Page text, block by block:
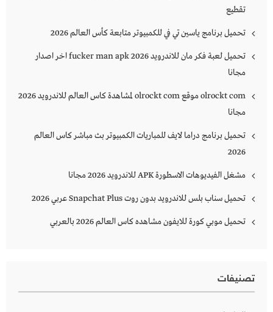
تقطيع
تحميل برنامج ياسين تي في للكمبيوتر متابعة كأس العالم 2026
تحميل لعبة فكر مان للاندرويد 2026 fucker man apk اخر اصدار
مجانا
olrockt com موقع olrockt com لمشاهدة كاس العالم للاندرويد 2026
مجانا
تحميل برنامج دراما لايف للمباريات الكمبيوتر بث مباشر كاس العالم
2026
مشغل الفيديوهات الاسطورة APK للاندرويد 2026 مجانا
تحميل سناب بلس للاندرويد بدون روت Snapchat Plus‏ عربي 2026
تحميل موبي كورة للايفون مشاهده كاس العالم 2026 بالعربي
تصنيفات